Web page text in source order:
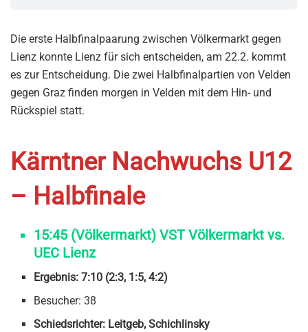
Die erste Halbfinalpaarung zwischen Völkermarkt gegen
Lienz konnte Lienz für sich entscheiden, am 22.2. kommt
es zur Entscheidung. Die zwei Halbfinalpartien von Velden
gegen Graz finden morgen in Velden mit dem Hin- und
Rückspiel statt.
Kärntner Nachwuchs U12
– Halbfinale
15:45 (Völkermarkt) VST Völkermarkt vs.
UEC Lienz
Ergebnis: 7:10 (2:3, 1:5, 4:2)
Besucher: 38
Schiedsrichter: Leitgeb, Schichlinsky